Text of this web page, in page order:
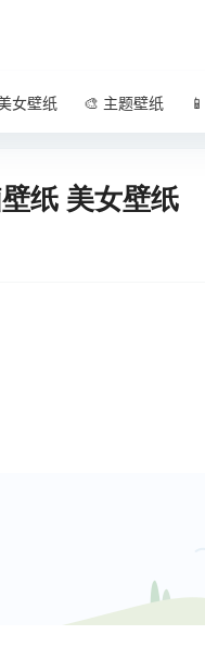
女壁纸 🎨 主题壁纸
纸 美女壁纸